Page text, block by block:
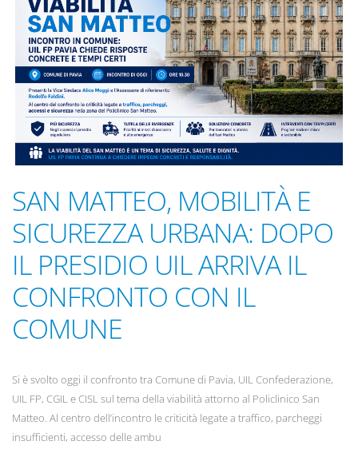
SAN MATTEO, MOBILITÀ E
SICUREZZA URBANA: DOPO
IL PRESIDIO UIL ARRIVA IL
CONFRONTO CON IL
COMUNE
Si è svolto oggi il confronto tra Comune di Pavia, UIL Confederazione,
UIL FP, CGIL e CISL sul tema della viabilità attorno al Policlinico San
Matteo. Al centro dell’incontro le criticità legate a traffico, parcheggi
insufficienti, accesso delle ambu